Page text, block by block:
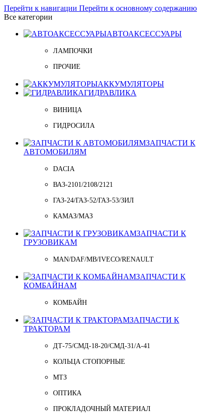
Перейти к навигации Перейти к основному содержанию
Все категории
АВТОАКСЕССУАРЫ
ЛАМПОЧКИ
ПРОЧИЕ
АККУМУЛЯТОРЫ
ГИДРАВЛИКА
ВИНИЦА
ГИДРОСИЛА
ЗАПЧАСТИ К
АВТОМОБИЛЯМ
DACIA
ВАЗ-2101/2108/2121
ГАЗ-24/ГАЗ-52/ГАЗ-53/ЗИЛ
КАМАЗ/МАЗ
ЗАПЧАСТИ К
ГРУЗОВИКАМ
MAN/DAF/MB/IVECO/RENAULT
ЗАПЧАСТИ К
КОМБАЙНАМ
КОМБАЙН
ЗАПЧАСТИ К
ТРАКТОРАМ
ДТ-75/СМД-18-20/СМД-31/A-41
КОЛЬЦА СТОПОРНЫЕ
МТЗ
ОПТИКА
ПРОКЛАДОЧНЫЙ МАТЕРИАЛ